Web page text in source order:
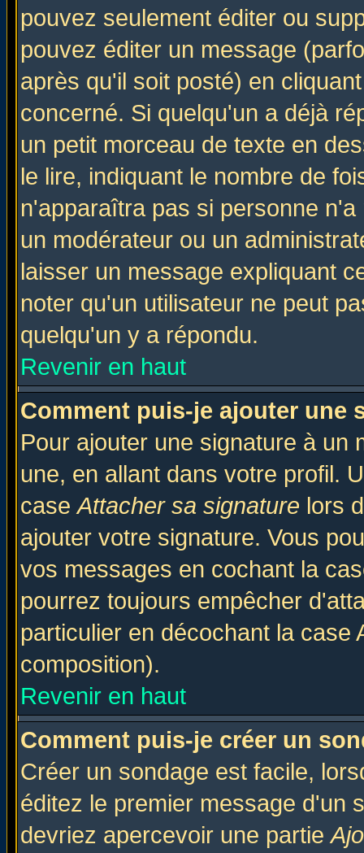
pouvez seulement éditer ou
pouvez éditer un message
après qu'il soit posté) en
concerné. Si quelqu'un a déjà
un petit morceau de texte en
le lire, indiquant le nombre de
n'apparaîtra pas si personne
un modérateur ou un
laisser un message expliquant
noter qu'un utilisateur ne peut
quelqu'un y a répondu.
Revenir en haut
Comment puis-je ajouter une
Pour ajouter une signature à un
une, en allant dans votre profil.
caseAttacher sa signature lors
ajouter votre signature. Vous
vos messages en cochant la
pourrez toujours empêcher
particulier en décochant la
composition).
Revenir en haut
Comment puis-je créer un
Créer un sondage est facile,
éditez le premier message d'un
devriez apercevoir une partie